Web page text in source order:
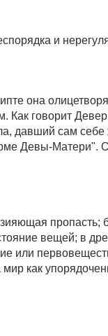
и
она
Как говорит
давший сам себе
Девы-Матери".
пропасть;
вещей; в
или
как